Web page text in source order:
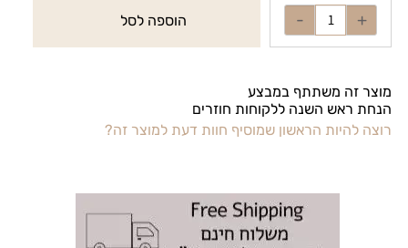
הוספה לסל
מוצר זה משתתף במבצע
הנחת ראש השנה ללקוחות חוזרים
רוצה להיות הראשון שמוסיף חוות דעת למוצר זה?